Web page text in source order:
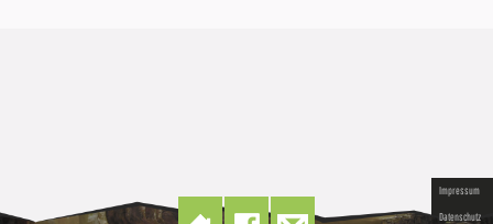
Impressum
Datenschutz